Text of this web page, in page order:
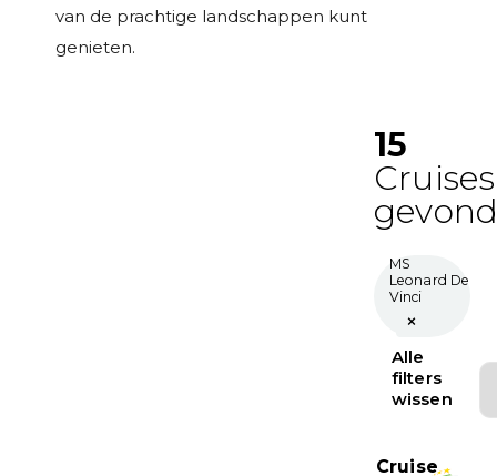
van de prachtige landschappen kunt
genieten.